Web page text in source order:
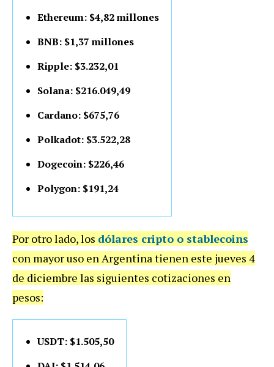
Ethereum: $4,82 millones
BNB: $1,37 millones
Ripple: $3.232,01
Solana: $216.049,49
Cardano: $675,76
Polkadot: $3.522,28
Dogecoin: $226,46
Polygon: $191,24
Por otro lado, los dólares cripto o stablecoins
con mayor uso en Argentina tienen este jueves 4
de diciembre las siguientes cotizaciones en
pesos:
USDT: $1.505,50